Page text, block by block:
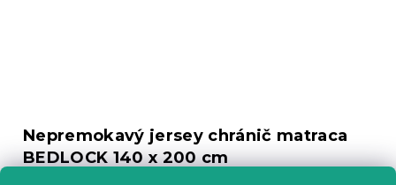
Nepremokavý jersey chránič matraca
BEDLOCK 140 x 200 cm